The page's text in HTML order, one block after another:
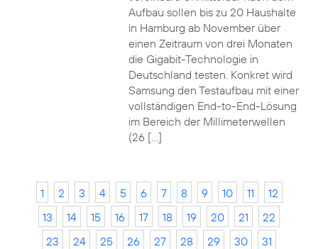
Aufbau sollen bis zu 20 Haushalte
in Hamburg ab November über
einen Zeitraum von drei Monaten
die Gigabit-Technologie in
Deutschland testen. Konkret wird
Samsung den Testaufbau mit einer
vollständigen End-to-End-Lösung
im Bereich der Millimeterwellen
(26 […]
1 2 3 4 5 6 7 8 9 10 11
12
13
14 15 16 17 18 19 20 21
22
23
24 25 26 27 28 29 30
31